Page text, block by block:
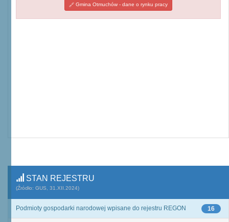
Gmina Otmuchów - dane o rynku pracy
STAN REJESTRU
(Źródło: GUS, 31.XII.2024)
16
Podmioty gospodarki narodowej wpisane do rejestru REGON